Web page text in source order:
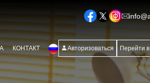
КОНТАКТ Авторизоваться Перейти